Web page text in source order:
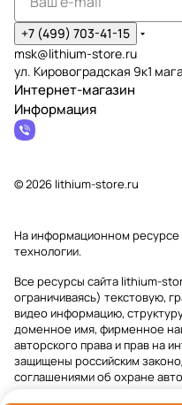
+7 (499) 703-41-15
msk@lithium-store.ru
ул. Кировоградская 9к1
Интернет-магазин
Информация
© 2026 lithium-store.ru
На информационном
технологии.
Все ресурсы сайта lithium-
ограничиваясь) текстовую,
видео информацию,
доменное имя, фирменное
авторского права и прав на
защищены российским
соглашениями об охране